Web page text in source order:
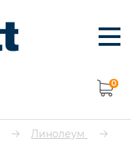
0
Линолеум